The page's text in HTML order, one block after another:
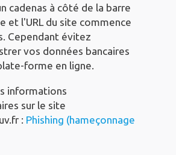
cadenas à côté de la barre
et l'URL du site commence
Cependant évitez
vos données bancaires
forme en ligne.
informations
sur le site
: Phishing (hameçonnage